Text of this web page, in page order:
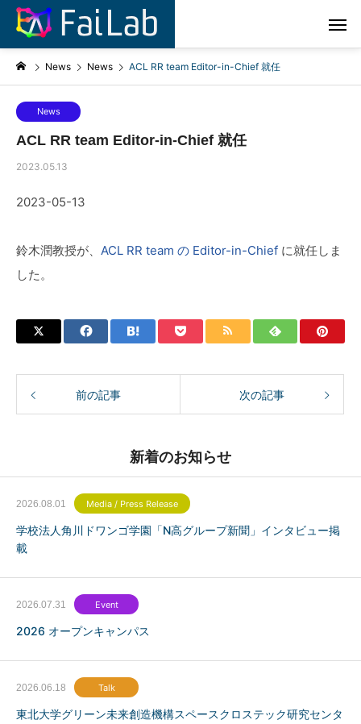
News News ACL RR team Editor-in-Chief 就任
News
ACL RR team Editor-in-Chief 就任
2023.05.13
2023-05-13
鈴木潤教授が、 ACL RR team の Editor-in-Chief に就任しま
した。
前の記事 次の記事
新着のお知らせ
2026.08.01 Media / Press Release
学校法人角川ドワンゴ学園「N高グループ新聞」インタビュー掲
載
2026.07.31 Event
2026 オープンキャンパス
2026.06.18 Talk
東北大学グリーン未来創造機構スペースクロステック研究センタ